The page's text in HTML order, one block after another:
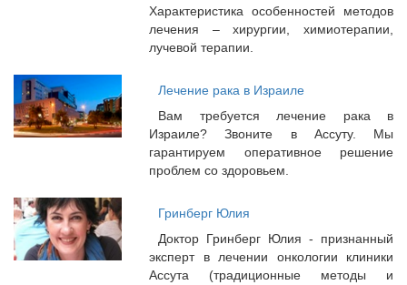
Характеристика особенностей методов
лечения – хирургии, химиотерапии,
лучевой терапии.
Лечение рака в Израиле
Вам требуется лечение рака в
Израиле? Звоните в Ассуту. Мы
гарантируем оперативное решение
проблем со здоровьем.
Гринберг Юлия
Доктор Гринберг Юлия - признанный
эксперт в лечении онкологии клиники
Ассута (традиционные методы и